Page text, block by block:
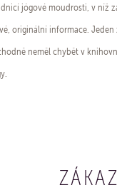
jógové moudrosti, v níž
originální informace.
neměl chybět v